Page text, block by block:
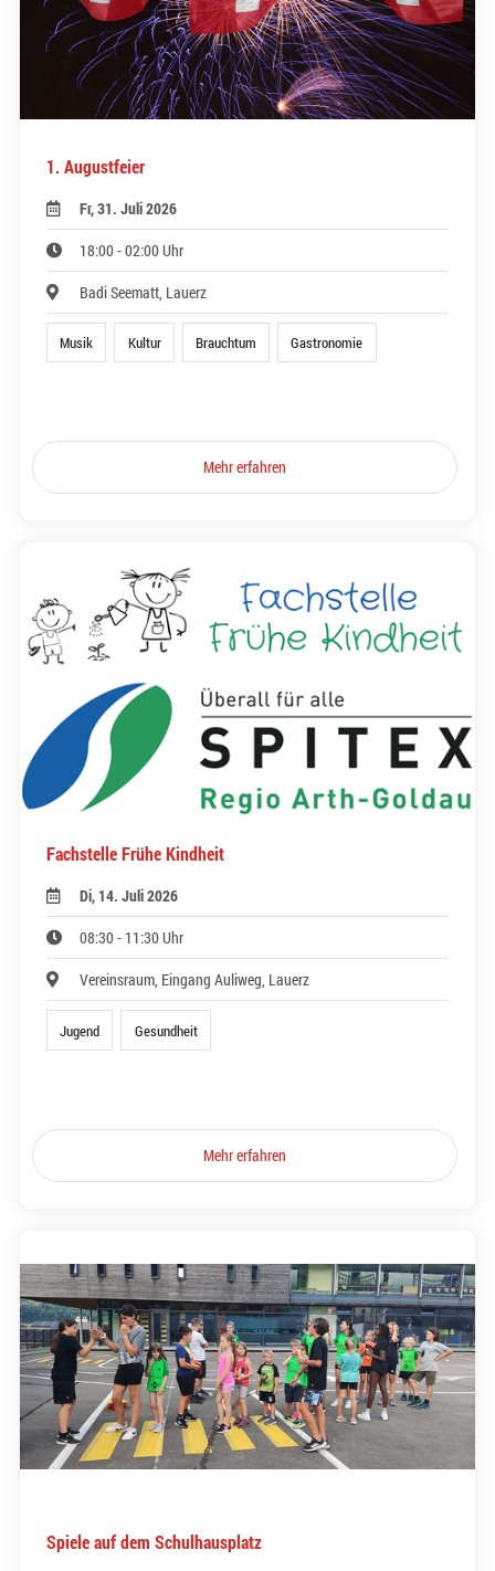
1. Augustfeier
Fr, 31. Juli 2026
18:00 - 02:00 Uhr
Badi Seematt, Lauerz
Musik Kultur Brauchtum Gastronomie
Mehr erfahren
Fachstelle Frühe Kindheit
Di, 14. Juli 2026
08:30 - 11:30 Uhr
Vereinsraum, Eingang Auliweg, Lauerz
Jugend Gesundheit
Mehr erfahren
Spiele auf dem Schulhausplatz